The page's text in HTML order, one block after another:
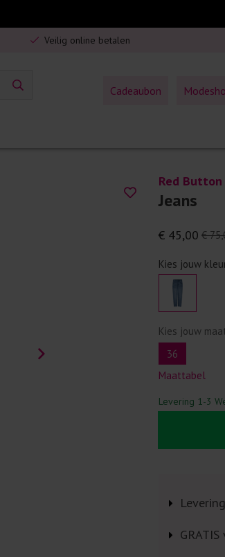
Veilig online betalen
Gratis verzending in Nederland vanaf €75,-
Cadeaubon
Red Button
Jeans
€
€ 45,00
Kies jouw
Kies jouw
36
Maattabel
Levering 1-3